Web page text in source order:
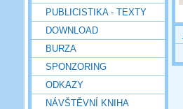
PUBLICISTIKA - TEXTY
DOWNLOAD
BURZA
SPONZORING
ODKAZY
NÁVŠTĚVNÍ KNIHA